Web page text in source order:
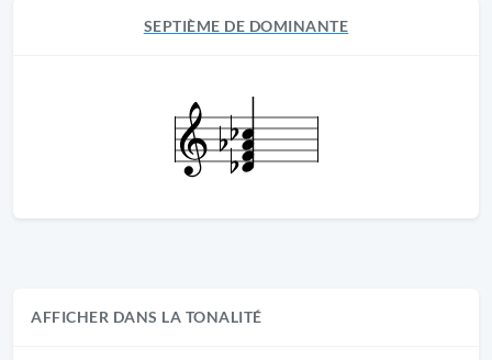
SEPTIÈME DE DOMINANTE
AFFICHER DANS LA TONALITÉ